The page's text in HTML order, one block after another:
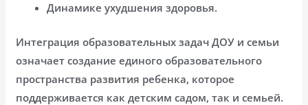
Динамике ухудшения здоровья.
Интеграция образовательных задач ДОУ и семьи
означает создание единого образовательного
пространства развития ребенка, которое
поддерживается как детским садом, так и семьей.